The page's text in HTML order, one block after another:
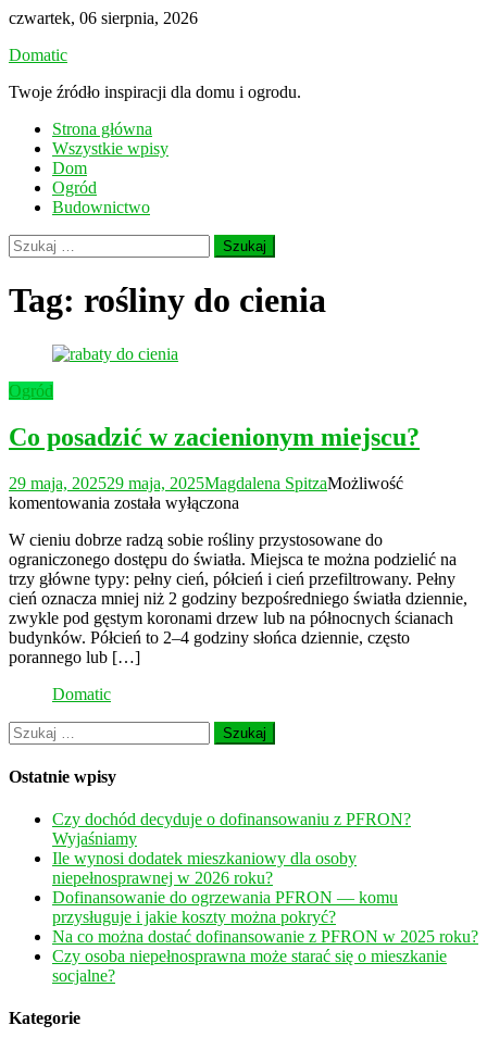
Skip
content
czwartek, 06 sierpnia, 2026
Domatic
Twoje źródło inspiracji dla domu i ogrodu.
Strona główna
Wszystkie wpisy
Dom
Ogród
Budownictwo
Szukaj:
Tag: rośliny do cienia
Ogród
Co posadzić w zacienionym miejscu?
29 maja, 202529 maja, 2025Magdalena SpitzaMożliwość
komentowania Co
w
zacienionym
miejscu?
została wyłączona
W cieniu dobrze radzą sobie rośliny przystosowane do
ograniczonego dostępu do światła. Miejsca te można podzielić na
trzy główne typy: pełny cień, półcień i cień przefiltrowany. Pełny
cień oznacza mniej niż 2 godziny bezpośredniego światła dziennie,
zwykle pod gęstym koronami drzew lub na północnych ścianach
budynków. Półcień to 2–4 godziny słońca dziennie, często
porannego lub […]
Domatic
Szukaj:
Ostatnie wpisy
Czy dochód decyduje o dofinansowaniu z PFRON?
Wyjaśniamy
Ile wynosi dodatek mieszkaniowy dla osoby
niepełnosprawnej w 2026 roku?
Dofinansowanie do ogrzewania PFRON — komu
przysługuje i jakie koszty można pokryć?
Na co można dostać dofinansowanie z PFRON w 2025 roku?
Czy osoba niepełnosprawna może starać się o mieszkanie
socjalne?
Kategorie